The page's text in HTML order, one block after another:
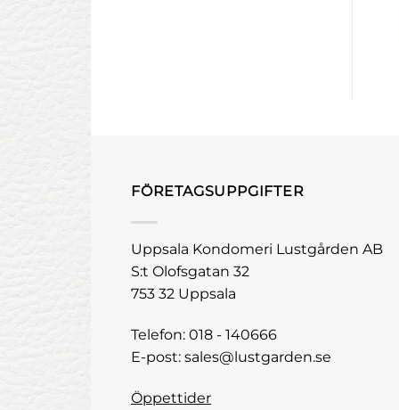
FÖRETAGSUPPGIFTER
Uppsala Kondomeri Lustgården AB
S:t Olofsgatan 32
753 32 Uppsala
Telefon: 018 - 140666
E-post: sales@lustgarden.se
Öppettider